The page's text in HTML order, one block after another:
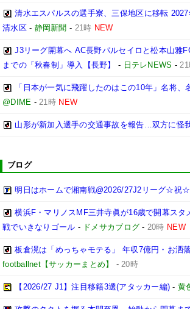
清水エスパルスの選手寮、三保地区に移転
清水区- 静岡新聞 - 21時 NEW
J3リーグ開幕へ AC長野パルセイロと松本山雅
までの「秋春制」導入【長野】
- 日テレNEWS -
「日本が一気に飛躍したのはこの10年」名将
@DIME -21時 NEW
山形が新加入選手の交通事故を報告…双方に怪
ブログ
明日はホームで湘南戦@2026/27J2リーグ☆
横浜F・マリノスMF三井寺眞が16歳で開幕ス
戦でいきなりゴール - ドメサカブログ - 20時 NEW
板倉滉は「めっちゃモテる」 年収7億円・お洒
footballnet【サッカーまとめ】
-20時
【2026/27 J1】注目移籍3選(アタッカー編) -黄